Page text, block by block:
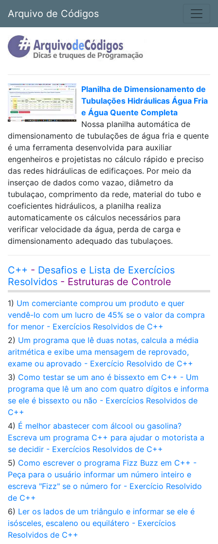
Arquivo de Códigos
Planilha de Dimensionamento de
Tubulações Hidráulicas Água Fria
e Água Quente Completa
Nossa planilha automática de
dimensionamento de tubulações de água fria e quente
é uma ferramenta desenvolvida para auxiliar
engenheiros e projetistas no cálculo rápido e preciso
das redes hidráulicas de edificaçoes. Por meio da
inserçao de dados como vazao, diâmetro da
tubulaçao, comprimento da rede, material do tubo e
coeficientes hidráulicos, a planilha realiza
automaticamente os cálculos necessários para
verificar velocidade da água, perda de carga e
dimensionamento adequado das tubulaçoes.
C++ - Desafios e Lista de Exercícios
Resolvidos - Estruturas de Controle
1) Um comerciante comprou um produto e quer
vendê-lo com um lucro de 45% se o valor da compra
for menor - Exercícios Resolvidos de C++
2) Um programa que lê duas notas, calcula a média
aritmética e exibe uma mensagem de reprovado,
exame ou aprovado - Exercício Resolvido de C++
3) Como testar se um ano é bissexto em C++ - Um
programa que lê um ano com quatro dígitos e informa
se ele é bissexto ou não - Exercícios Resolvidos de
C++
4) É melhor abastecer com álcool ou gasolina?
Escreva um programa C++ para ajudar o motorista a
se decidir - Exercícios Resolvidos de C++
5) Como escrever o programa Fizz Buzz em C++ -
Peça para o usuário informar um número inteiro e
escreva "Fizz" se o número for - Exercício Resolvido
de C++
6) Ler os lados de um triângulo e informar se ele é
isósceles, escaleno ou equilátero - Exercícios
Resolvidos de C++